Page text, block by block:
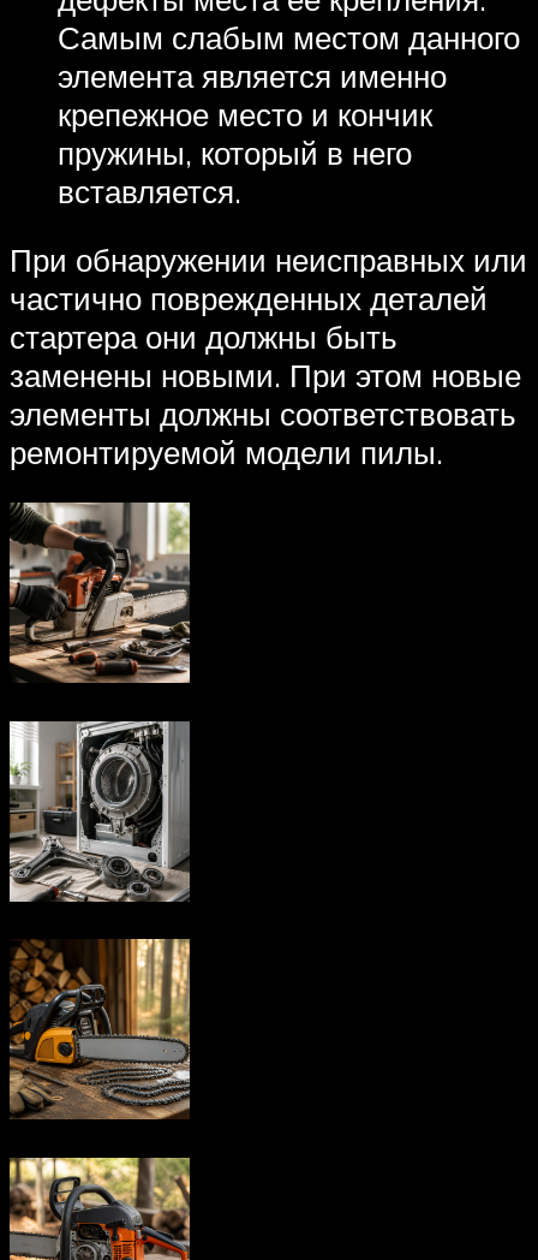
Самым слабым местом данного
элемента является именно
крепежное место и кончик
пружины, который в него
вставляется.
При обнаружении неисправных или
частично поврежденных деталей
стартера они должны быть
заменены новыми. При этом новые
элементы должны соответствовать
ремонтируемой модели пилы.